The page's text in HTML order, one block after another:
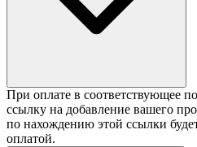
При оплате в соответствующее
ссылку на добавление вашего
по нахождению этой ссылки
оплатой.